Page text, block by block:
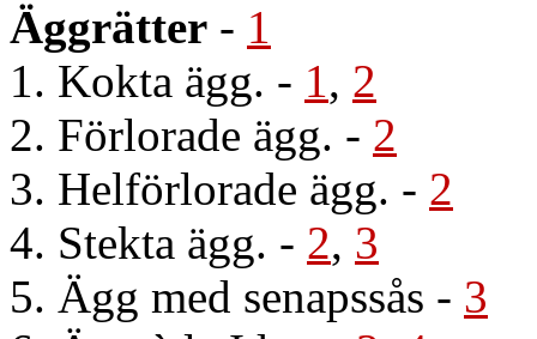
Äggrätter - 1
1. Kokta ägg. - 1, 2
2. Förlorade ägg. - 2
3. Helförlorade ägg. - 2
4. Stekta ägg. - 2, 3
5. Ägg med senapssås - 3